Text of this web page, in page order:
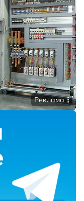
Реклама